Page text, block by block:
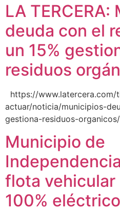
LA
deuda con el
un 15%
residuos
https://www.latercera.com/
actuar/noticia/municipios-
gestiona-residuos-
Municipio de
flota vehicular
100%